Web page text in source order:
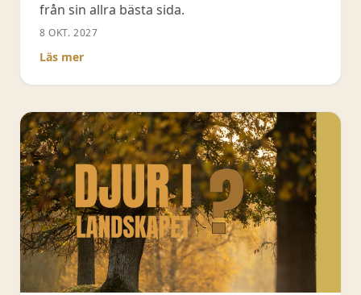
från sin allra bästa sida.
8 OKT. 2027
Läs mer